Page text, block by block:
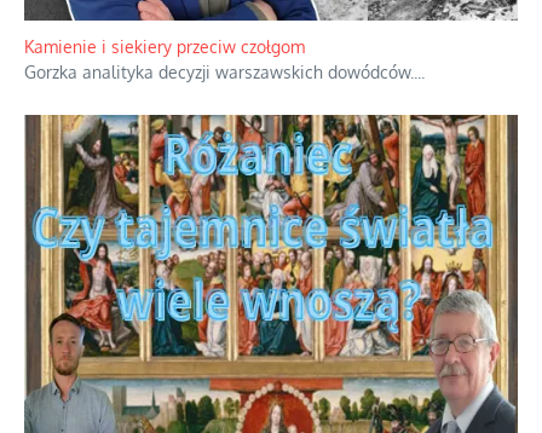
Kamienie i siekiery przeciw czołgom
Gorzka analityka decyzji warszawskich dowódców.